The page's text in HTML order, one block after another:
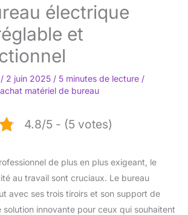
électrique
et
/ 2 juin 2025 / 5 minutes de lecture /
matériel de bureau
4.8/5 - (5 votes)
de plus en plus exigeant, le
au travail sont cruciaux. Le bureau
avec ses trois tiroirs et son support de
solution innovante pour ceux qui souhaitent